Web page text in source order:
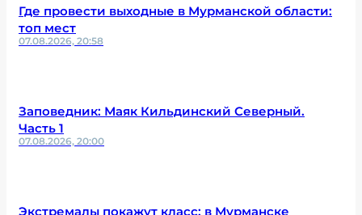
Где провести выходные в Мурманской области:
топ мест
07.08.2026, 20:58
Заповедник: Маяк Кильдинский Северный.
Часть 1
07.08.2026, 20:00
Экстремалы покажут класс: в Мурманске